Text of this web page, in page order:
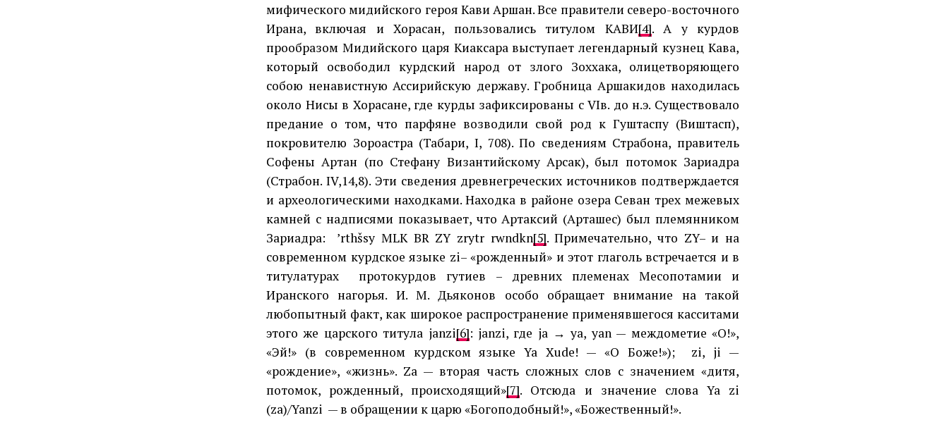
мифического мидийского героя Кави Аршан. Все правители северо-восточного
Ирана, включая и Хорасан, пользовались титулом КАВИ[4]. А у курдов
прообразом Мидийского царя Киаксара выступает легендарный кузнец Кава,
который освободил курдский народ от злого Зоххака, олицетворяющего
собою ненавистную Ассирийскую державу. Гробница Аршакидов находилась
около Нисы в Хорасане, где курды зафиксированы с VIв. до н.э. Существовало
предание о том, что парфяне возводили свой род к Гуштаспу (Виштасп),
покровителю Зороастра (Табари, I, 708). По сведениям Страбона, правитель
Софены Артан (по Стефану Византийскому Арсак), был потомок Зариадра
(Страбон. IV,14,8). Эти сведения древнегреческих источников подтверждается
и археологическими находками. Находка в районе озера Севан трех межевых
камней с надписями показывает, что Артаксий (Арташес) был племянником
Зариадра: ’rthšsy MLK BR ZY zrytr rwndkn[5]. Примечательно, что ZY– и на
современном курдское языке zi– «рожденный» и этот глаголь встречается и в
титулатурах протокурдов гутиев – древних племенах Месопотамии и
Иранского нагорья. И. М. Дьяконов особо обращает внимание на такой
любопытный факт, как широкое распространение применявшегося касситами
этого же царского титула janzi[6]: janzi, где ja → ya, yan — междометие «О!»,
«Эй!» (в современном курдском языке Ya Xude! — «О Боже!»); zi, ji —
«рождение», «жизнь». Za — вторая часть сложных слов с значением «дитя,
потомок, рожденный, происходящий»[7]. Отсюда и значение слова Ya zi
(za)/Yanzi — в обращении к царю «Богоподобный!», «Божественный!».